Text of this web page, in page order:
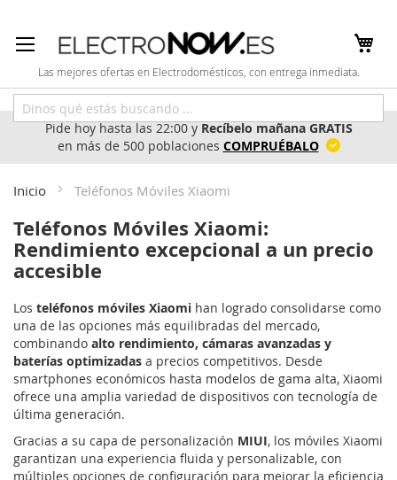
al
contenido
Las mejores ofertas en Electrodomésticos, con entrega inmediata.
Pide hoy hasta las 22:00 yRecíbelo mañana GRATIS
en más de 500 poblaciones COMPRUÉBALO
Inicio Teléfonos Móviles Xiaomi
Teléfonos Móviles Xiaomi:
Rendimiento excepcional a un precio
accesible
Los teléfonos móviles Xiaomi han logrado consolidarse como
una de las opciones más equilibradas del mercado,
combinando alto rendimiento, cámaras avanzadas y
baterías optimizadas a precios competitivos. Desde
smartphones económicos hasta modelos de gama alta, Xiaomi
ofrece una amplia variedad de dispositivos con tecnología de
última generación.
Gracias a su capa de personalización MIUI, los móviles Xiaomi
garantizan una experiencia fluida y personalizable, con
múltiples opciones de configuración para mejorar la eficiencia